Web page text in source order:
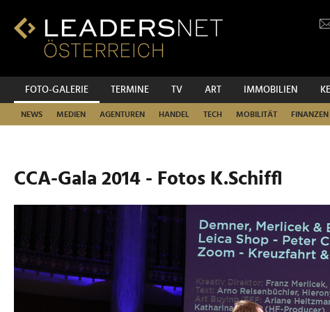
Inhalt
Fußzeilen-
Hauptnavigation
FOTO-GALERIE TERMINE TV ART IMMOBILIEN
NEWS MEDIEN AGENTUREN HANDEL TECH MOBILITÄT FINANZEN
CCA-Gala 2014 - Fotos K.Schiffl